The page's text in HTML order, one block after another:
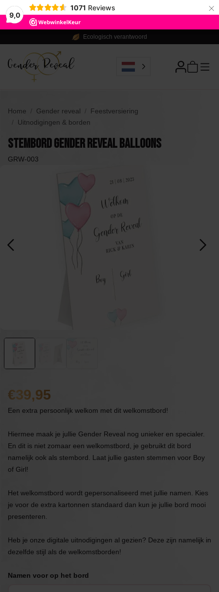
9,0
1071 Reviews ×
Ecologisch verantwoord
Home Gender reveal
Feestversiering
Uitnodigingen & borden
Stembord Gender Reveal Balloons
GRW-003
39,95
Een extra persoonlijk welkom met dit welkomstbord!
Hiermee maak je jullie Gender Reveal nog unieker en specialer.
En dit is niet zomaar een welkomstbord, je gebruikt dit bord
namelijk ook als stembord. Laat jullie gasten stemmen voor Boy
of Girl!
Het welkomstbord wordt gepersonaliseerd met jullie namen. Kies
je voor de extra kartonnen standaard dan kun je jullie bord mooi
presenteren.
Heb je onze digitale uitnodigingen al gezien? Deze zijn namelijk in
dezelfde stijl als de welkomstborden!
Namen voor op het bord